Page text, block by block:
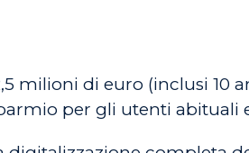
milioni di euro (inclusi 10
per gli utenti abituali